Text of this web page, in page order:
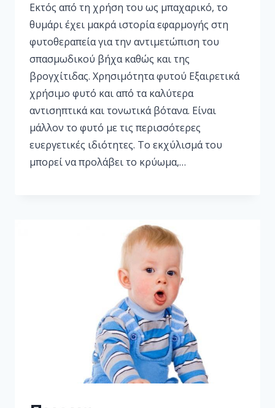
Εκτός από τη χρήση του ως μπαχαρικό, το
θυμάρι έχει μακρά ιστορία εφαρμογής στη
φυτοθεραπεία για την αντιμετώπιση του
σπασμωδικού βήχα καθώς και της
βρογχίτιδας. Χρησιμότητα φυτού Εξαιρετικά
χρήσιμο φυτό και από τα καλύτερα
αντισηπτικά και τονωτικά βότανα. Είναι
μάλλον το φυτό με τις περισσότερες
ευεργετικές ιδιότητες. Το εκχύλισμά του
μπορεί να προλάβει το κρύωμα,…